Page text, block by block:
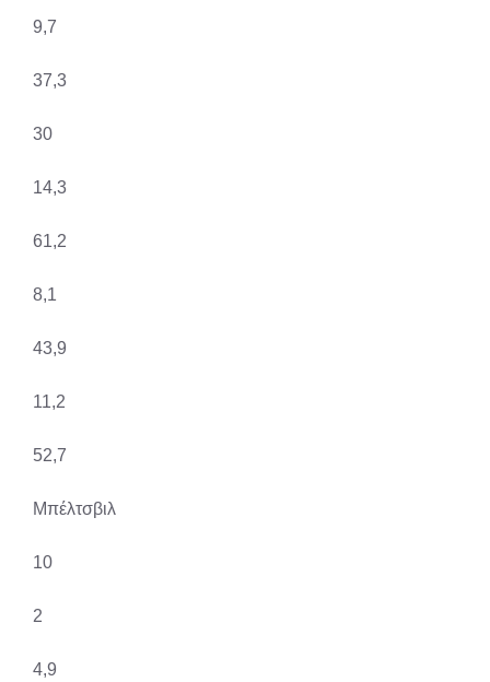
9,7
37,3
30
14,3
61,2
8,1
43,9
11,2
52,7
Μπέλτσβιλ
10
2
4,9